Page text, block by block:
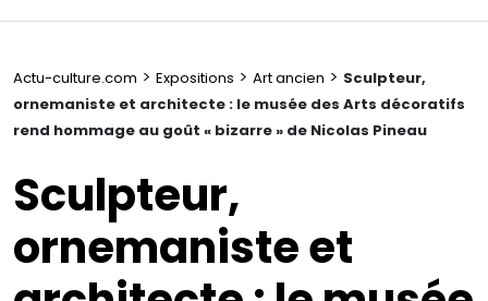
Actu-culture.com > Expositions > Art ancien > Sculpteur,
ornemaniste et architecte : le musée des Arts décoratifs
rend hommage au goût « bizarre » de Nicolas Pineau
Sculpteur,
ornemaniste et